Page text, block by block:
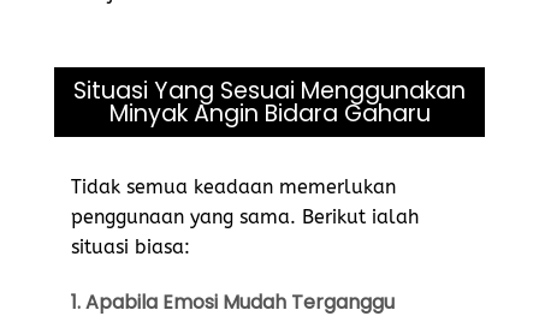
Situasi Yang Sesuai Menggunakan
Minyak Angin Bidara Gaharu
Tidak semua keadaan memerlukan
penggunaan yang sama. Berikut ialah
situasi biasa:
1. Apabila Emosi Mudah Terganggu